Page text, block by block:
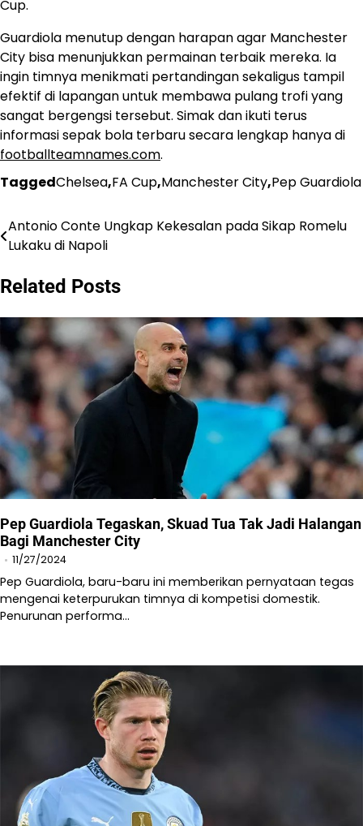
Cup.
Guardiola menutup dengan harapan agar Manchester
City bisa menunjukkan permainan terbaik mereka. Ia
ingin timnya menikmati pertandingan sekaligus tampil
efektif di lapangan untuk membawa pulang trofi yang
sangat bergengsi tersebut. Simak dan ikuti terus
informasi sepak bola terbaru secara lengkap hanya di
footballteamnames.com.
TaggedChelsea,FA Cup,Manchester City,Pep Guardiola
Post
navigation
Antonio Conte Ungkap Kekesalan pada Sikap Romelu
Lukaku di Napoli
Related Posts
Pep Guardiola Tegaskan, Skuad Tua Tak Jadi Halangan
Bagi Manchester City
11/27/2024
Pep Guardiola, baru-baru ini memberikan pernyataan tegas
mengenai keterpurukan timnya di kompetisi domestik.
Penurunan performa…